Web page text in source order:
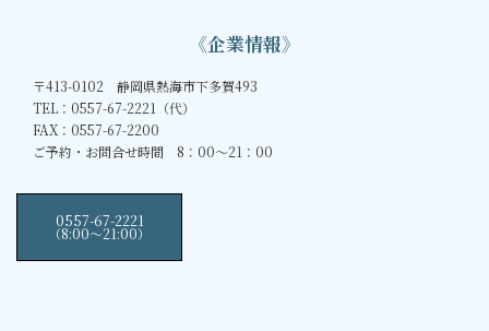
《企業情報》
〒413-0102 静岡県熱海市下多賀493
TEL：0557-67-2221（代）
FAX：0557-67-2200
ご予約・お問合せ時間 8：00～21：00
0557-67-2221
（8:00〜21:00）